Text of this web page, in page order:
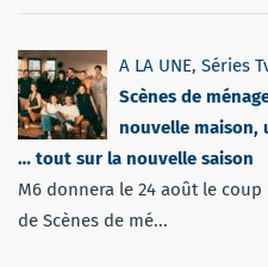
A LA UNE, Séries
Scènes de
nouvelle maison,
… tout sur la nouvelle saison
M6 donnera le 24 août le
de Scènes de mé...